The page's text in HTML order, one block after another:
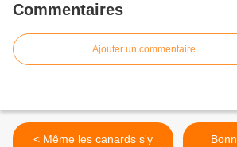
l'émancipation...'', François Cusset
Commentaires
Ajouter un commentaire
< Même les canards s'y